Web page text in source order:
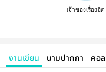
เจ้าของเรื่องฮิต
งานเขียน นามปากกา คอ